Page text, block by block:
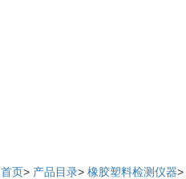
首页> 产品目录> 橡胶塑料检测仪器>